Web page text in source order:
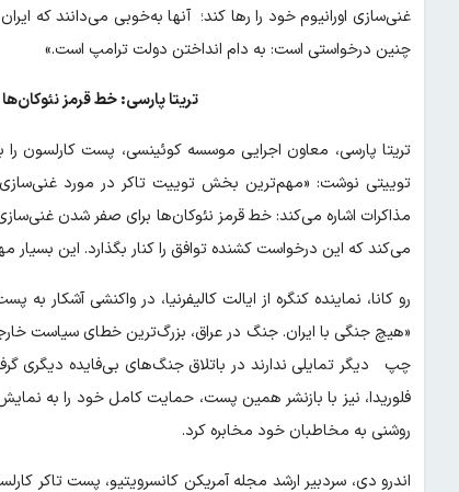
غنی‌سازی اورانیوم خود را رها کند؛ آنها به‌خوبی می‌دانند که
چنین درخواستی است: به دام انداختن دولت ترامپ است.»
تریتا پارسی: خط قرمز
تریتا پارسی، معاون اجرایی موسسه کوئینسی، پست کارلسون
توییتی نوشت: «مهم‌ترین بخش توییت تاکر در مورد
مذاکرات اشاره می‌کند: خط قرمز نئوکان‌ها برای صفر شدن
می‌کند که این درخواست کشنده توافق را کنار بگذارد. این بسیار
رو کانا، نماینده کنگره از ایالت کالیفرنیا، در واکنشی آشکار
«هیچ جنگی با ایران. جنگ در عراق، بزرگ‌ترین خطای سیاست
چپ دیگر تمایلی ندارند در باتلاق جنگ‌های بی‌فایده دیگری
روشنی به مخاطبان خود مخابره کرد.
اندرو دی، سردبیر ارشد مجله آمریکن کانسرویتیو، پست تاکر